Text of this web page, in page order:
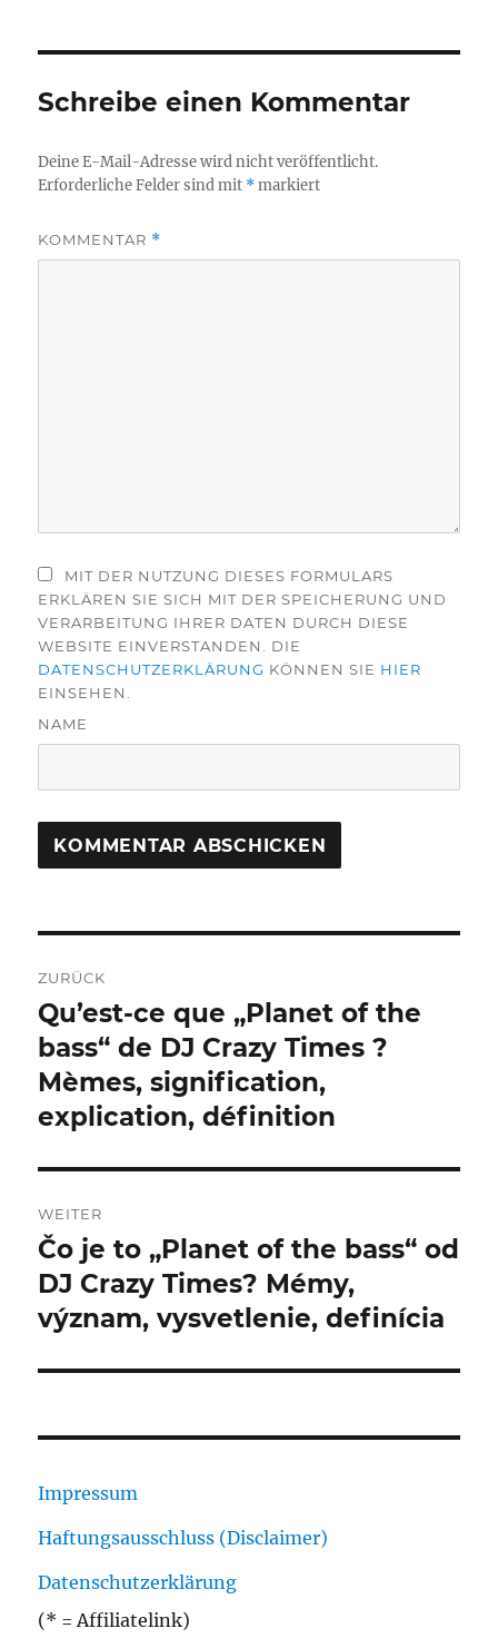
Schreibe einen Kommentar
Deine E-Mail-Adresse wird nicht veröffentlicht.
Erforderliche Felder sind mit *markiert
KOMMENTAR *
MIT DER NUTZUNG DIESES FORMULARS
ERKLÄREN SIE SICH MIT DER SPEICHERUNG UND
VERARBEITUNG IHRER DATEN DURCH DIESE
WEBSITE EINVERSTANDEN. DIE
DATENSCHUTZERKLÄRUNG KÖNNEN SIE HIER
EINSEHEN.
NAME
ZURÜCK
Vorheriger
Beitrag:
Qu’est-ce que „Planet of the
bass“ de DJ Crazy Times ?
Mèmes, signification,
explication, définition
WEITER
Nächster
Beitrag:
Čo je to „Planet of the bass“ od
DJ Crazy Times? Mémy,
význam, vysvetlenie, definícia
Impressum
Haftungsausschluss (Disclaimer)
Datenschutzerklärung
(* = Affiliatelink)